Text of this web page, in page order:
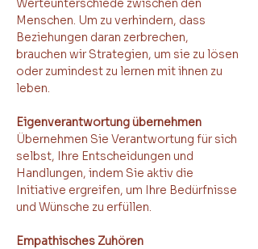
Werteunterschiede zwischen den
Menschen. Um zu verhindern, dass
Beziehungen daran zerbrechen,
brauchen wir Strategien, um sie zu lösen
oder zumindest zu lernen mit ihnen zu
leben.
Eigenverantwortung übernehmen
Übernehmen Sie Verantwortung für sich
selbst, Ihre Entscheidungen und
Handlungen, indem Sie aktiv die
Initiative ergreifen, um Ihre Bedürfnisse
und Wünsche zu erfüllen.
Empathisches Zuhören